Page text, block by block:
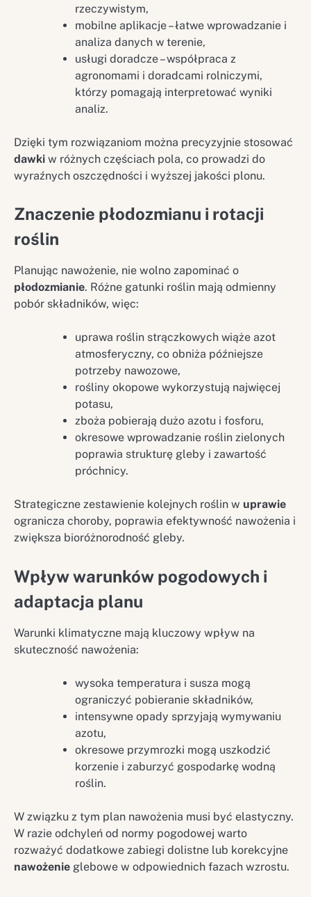
rzeczywistym,
mobilne aplikacje – łatwe wprowadzanie i
analiza danych w terenie,
usługi doradcze – współpraca z
agronomami i doradcami rolniczymi,
którzy pomagają interpretować wyniki
analiz.
Dzięki tym rozwiązaniom można precyzyjnie stosować
dawki w różnych częściach pola, co prowadzi do
wyraźnych oszczędności i wyższej jakości plonu.
Znaczenie płodozmianu i rotacji
roślin
Planując nawożenie, nie wolno zapominać o
płodozmianie. Różne gatunki roślin mają odmienny
pobór składników, więc:
uprawa roślin strączkowych wiąże azot
atmosferyczny, co obniża późniejsze
potrzeby nawozowe,
rośliny okopowe wykorzystują najwięcej
potasu,
zboża pobierają dużo azotu i fosforu,
okresowe wprowadzanie roślin zielonych
poprawia strukturę gleby i zawartość
próchnicy.
Strategiczne zestawienie kolejnych roślin w uprawie
ogranicza choroby, poprawia efektywność nawożenia i
zwiększa bioróżnorodność gleby.
Wpływ warunków pogodowych i
adaptacja planu
Warunki klimatyczne mają kluczowy wpływ na
skuteczność nawożenia:
wysoka temperatura i susza mogą
ograniczyć pobieranie składników,
intensywne opady sprzyjają wymywaniu
azotu,
okresowe przymrozki mogą uszkodzić
korzenie i zaburzyć gospodarkę wodną
roślin.
W związku z tym plan nawożenia musi być elastyczny.
W razie odchyleń od normy pogodowej warto
rozważyć dodatkowe zabiegi dolistne lub korekcyjne
nawożenie glebowe w odpowiednich fazach wzrostu.